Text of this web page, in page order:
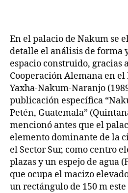
En el palacio de Nakum se
detalle el análisis de forma
espacio construido, gracias
Cooperación Alemana en
Yaxha-Nakum-Naranjo
publicación específica
Petén, Guatemala”
mencionó antes que el
elemento dominante de la
el Sector Sur, como centro
plazas y un espejo de agua
que ocupa el macizo
un rectángulo de 150 m